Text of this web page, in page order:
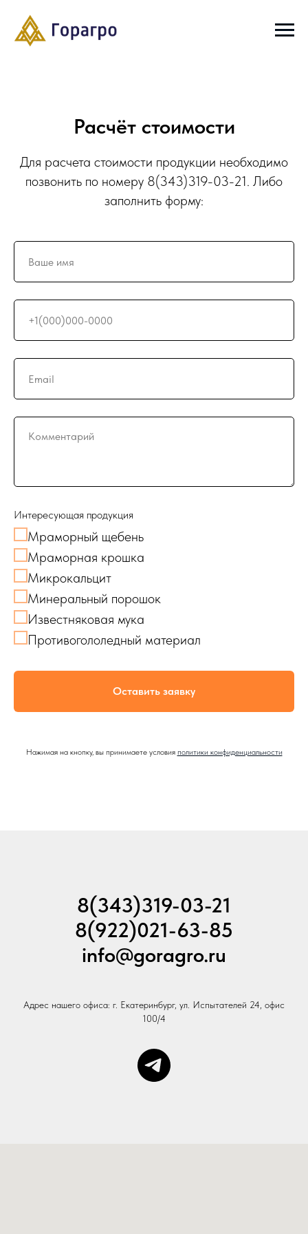
Расчёт стоимости
Для расчета стоимости продукции необходимо
позвонить по номеру 8(343)319-03-21. Либо
заполнить форму:
Интересующая продукция
Мраморный щебень
Мраморная крошка
Микрокальцит
Минеральный порошок
Известняковая мука
Противогололедный материал
Оставить заявку
Нажимая на кнопку, вы принимаете условия политики конфиденциальности
8(343)319-03-21
8(922)021-63-85
info@goragro.ru
Адрес нашего офиса: г. Екатеринбург, ул. Испытателей 24, офис
100/4